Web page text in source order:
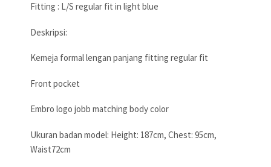
Fitting : L/S regular fit in light blue
Deskripsi:
Kemeja formal lengan panjang fitting regular fit
Front pocket
Embro logo jobb matching body color
Ukuran badan model: Height: 187cm, Chest: 95cm,
Waist72cm